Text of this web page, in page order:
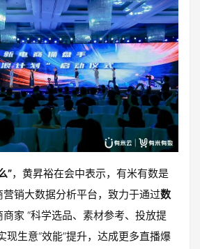
”，黄昇裕在会中表示，有米有数是
销大数据分析平台，致力于通过数
家 “科学选品、素材参考、投放提
现生意“效能”提升，达成更多直播爆